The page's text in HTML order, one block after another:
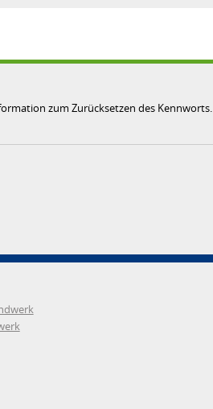
zum Zurücksetzen des Kennworts.